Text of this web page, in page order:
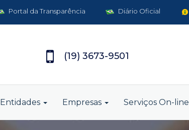
Diário Oficial
Portal da Transparência
(19) 3673-9501
Entidades Empresas Serviços On-line